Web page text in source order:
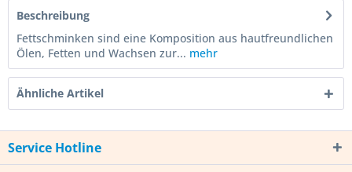
Beschreibung
Fettschminken sind eine Komposition aus hautfreundlichen
Ölen, Fetten und Wachsen zur... mehr
Ähnliche Artikel
Service Hotline